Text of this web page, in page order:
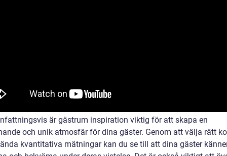
är gästrum inspiration viktig för att skapa en
och unik atmosfär för dina gäster. Genom att välja rätt
kvantitativa mätningar kan du se till att dina gäster